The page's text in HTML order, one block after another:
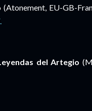
(Atonement, EU-GB-
del Artegio